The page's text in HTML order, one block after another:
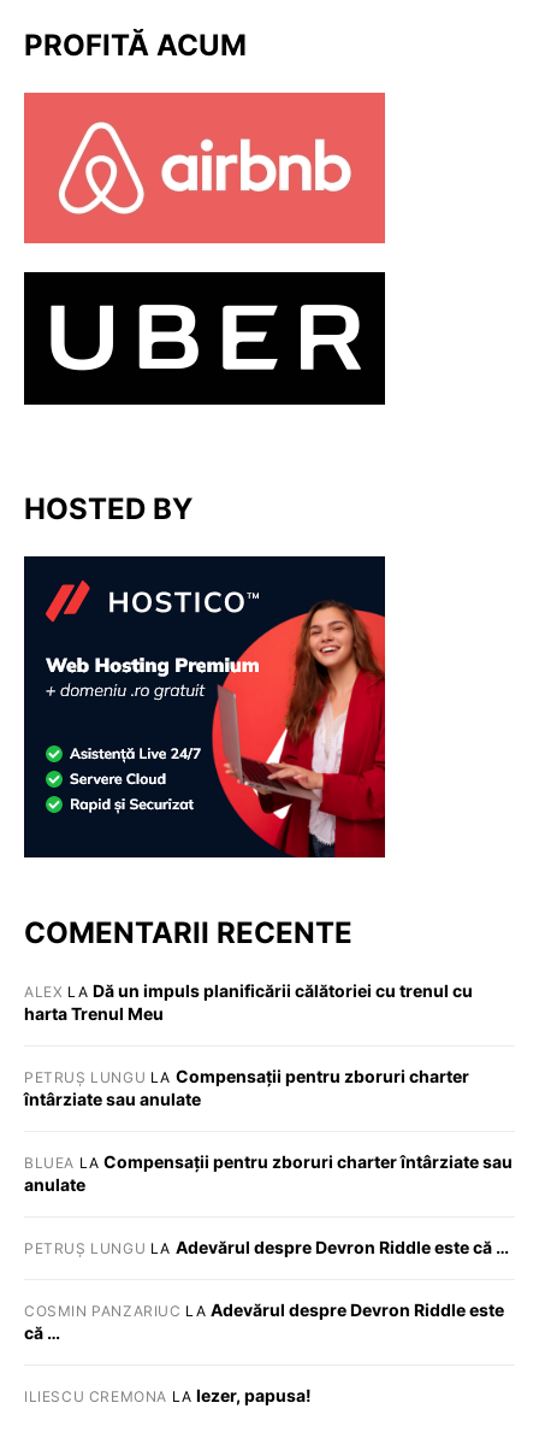
PROFITĂ ACUM
HOSTED BY
COMENTARII RECENTE
ALEX LA Dă un impuls planificării călătoriei cu trenul cu
harta Trenul Meu
PETRUȘ LUNGU LA Compensații pentru zboruri charter
întârziate sau anulate
BLUEA LACompensații pentru zboruri charter întârziate sau
anulate
PETRUȘ LUNGU LA Adevărul despre Devron Riddle este că …
COSMIN PANZARIUC LA Adevărul despre Devron Riddle este
că …
ILIESCU CREMONA LA Iezer, papusa!